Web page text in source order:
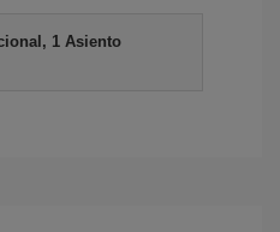
1 Asiento